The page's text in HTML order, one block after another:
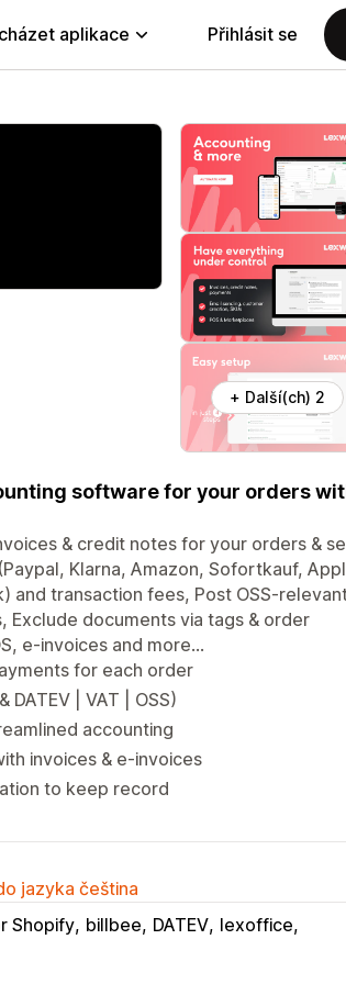
aplikace Přihlásit se
+ Další(ch) 2
software for your orders
& credit notes for your orders &
Klarna, Amazon, Sofortkauf,
and transaction fees, Post OSS-
documents via tags & order
e-invoices and more...
for each order
| VAT | OSS)
accounting
invoices & e-invoices
to keep record
jazyka čeština
Shopify billbee DATEV lexoffice